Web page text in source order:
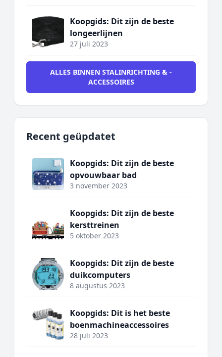
Koopgids: Dit zijn de beste
longeerlijnen
27 juli 2023
ALLES BINNEN STALINRICHTING & -
ACCESSOIRES
Recent geüpdatet
Koopgids: Dit zijn de beste
opvouwbaar bad
3 november 2023
Koopgids: Dit zijn de beste
kersttreinen
5 oktober 2023
Koopgids: Dit zijn de beste
duikcomputers
8 augustus 2023
Koopgids: Dit is het beste
boenmachineaccessoires
28 juli 2023